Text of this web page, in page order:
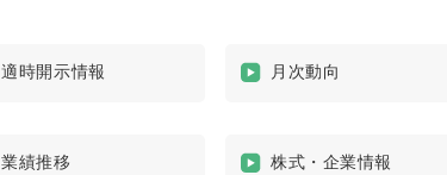
適時開示情報 月次動向
業績推移 株式・企業情報